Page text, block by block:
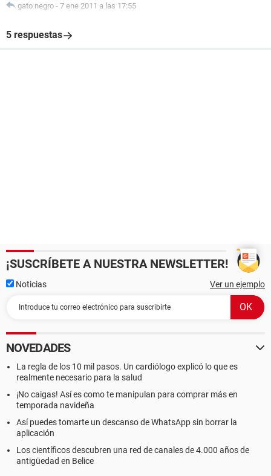
gato negro - 7 ene 2011 a las 17:55
5 respuestas
¡SUSCRÍBETE A NUESTRA NEWSLETTER!
Noticias Ver un ejemplo
NOVEDADES
La regla de los 10 mil pasos. Un cardiólogo explicó lo que es
realmente necesario para la salud
¡No caigas! Así es como te manipulan para comprar más en
temporada navideña
Así puedes tomarte un descanso de WhatsApp sin borrar la
aplicación
Los científicos descubren una red de canales de 4.000 años de
antigüedad en Belice